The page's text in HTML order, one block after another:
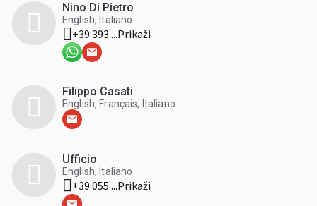
Nino Di Pietro
English, Italiano
+39 393 ...Prikaži
Filippo Casati
English, Français, Italiano
Ufficio
English, Italiano
+39 055 ...Prikaži